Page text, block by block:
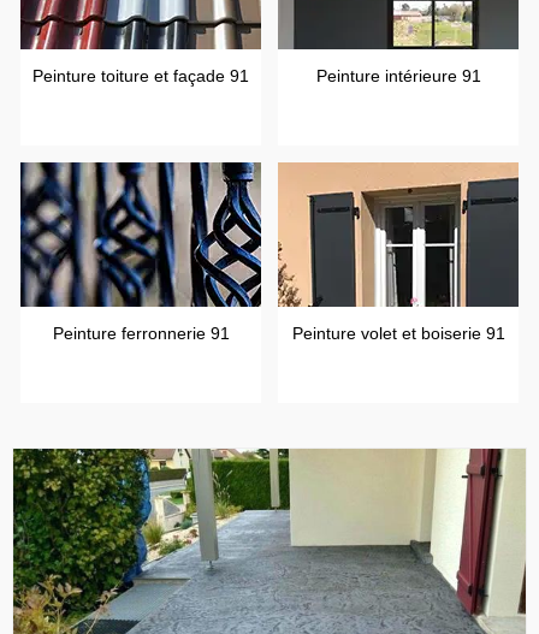
Peinture toiture et façade 91 Peinture intérieure 91
Peinture ferronnerie 91 Peinture volet et boiserie 91